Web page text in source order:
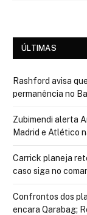
ÚLTIMAS
Rashford avisa
permanência no
Zubimendi alerta
Madrid e Atlético
Carrick planeja
caso siga no
Confrontos dos
encara Qarabag;